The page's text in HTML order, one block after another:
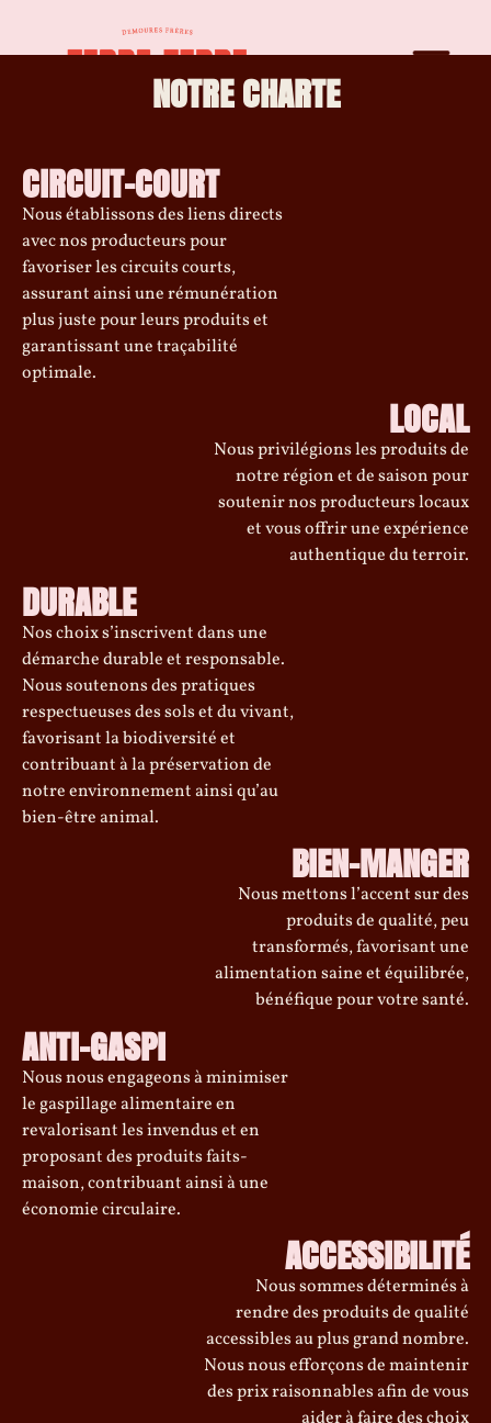
NOTRE CHARTE
CIRCUIT-COURT
Nous établissons des liens directs
avec nos producteurs pour
favoriser les circuits courts,
assurant ainsi une rémunération
plus juste pour leurs produits et
garantissant une traçabilité
optimale.
LOCAL
Nous privilégions les produits de
notre région et de saison pour
soutenir nos producteurs locaux
et vous offrir une expérience
authentique du terroir.
DURABLE
Nos choix s’inscrivent dans une
démarche durable et responsable.
Nous soutenons des pratiques
respectueuses des sols et du vivant,
favorisant la biodiversité et
contribuant à la préservation de
notre environnement ainsi qu’au
bien-être animal.
BIEN-MANGER
Nous mettons l’accent sur des
produits de qualité, peu
transformés, favorisant une
alimentation saine et équilibrée,
bénéfique pour votre santé.
ANTI-GASPI
Nous nous engageons à minimiser
le gaspillage alimentaire en
revalorisant les invendus et en
proposant des produits faits-
maison, contribuant ainsi à une
économie circulaire.
ACCESSIBILITÉ
Nous sommes déterminés à
rendre des produits de qualité
accessibles au plus grand nombre.
Nous nous efforçons de maintenir
des prix raisonnables afin de vous